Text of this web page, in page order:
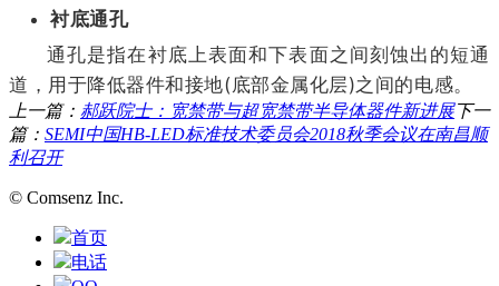
衬底通孔
通孔是指在衬底上表面和下表面之间刻蚀出的短通
道，用于降低器件和接地(底部金属化层)之间的电感。
上一篇： 郝跃院士：宽禁带与超宽禁带半导体器件新进展下一
篇： SEMI中国HB-LED标准技术委员会2018秋季会议在南昌顺
利召开
© Comsenz Inc.
首页
电话